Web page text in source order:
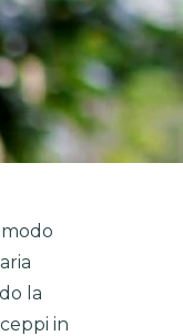
la
in